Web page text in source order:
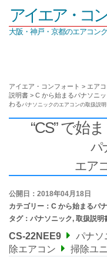
アイエア・コ
大阪・神戸・京都のエアコン
アイエア・コンフォート > エア
説明書 > C から始まるパナソニ
わるパナソニックのエアコンの取扱説
“CS” で始
パ
エア
公開日：2018年04月18日
カテゴリー： C から始まるパ
タグ： パナソニック, 取扱説明
CS-22NEE9 パナソ
除エアコン
掃除ユ